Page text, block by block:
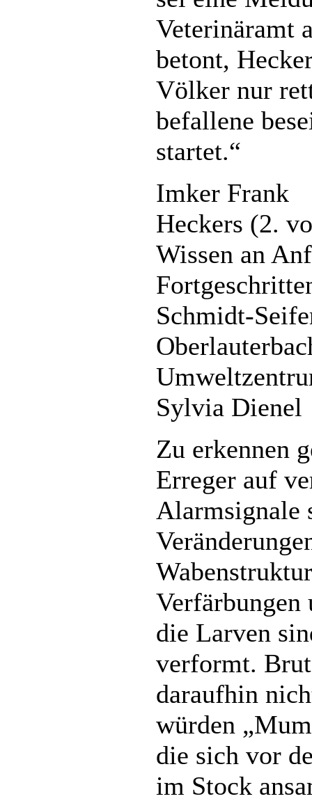
Veterinäramt
betont,
Völker nur
befallene
startet.“
Imker Frank
Heckers (2.
Wissen an
Schmidt-
Sylvia Dienel
Zu erkennen
Erreger auf
Alarmsignale
Verfärbungen
die Larven
verformt.
daraufhin
würden
die sich vor
im Stock